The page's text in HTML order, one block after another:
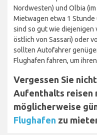
Nordwesten) und Olbia
Mietwagen etwa 1
sind so gut wie diejenigen
östlich von Sassari) oder
sollten Autofahrer
Flughafen fahren, um
Vergessen Sie
Aufenthalts reisen
möglicherweise
Flughafen zu